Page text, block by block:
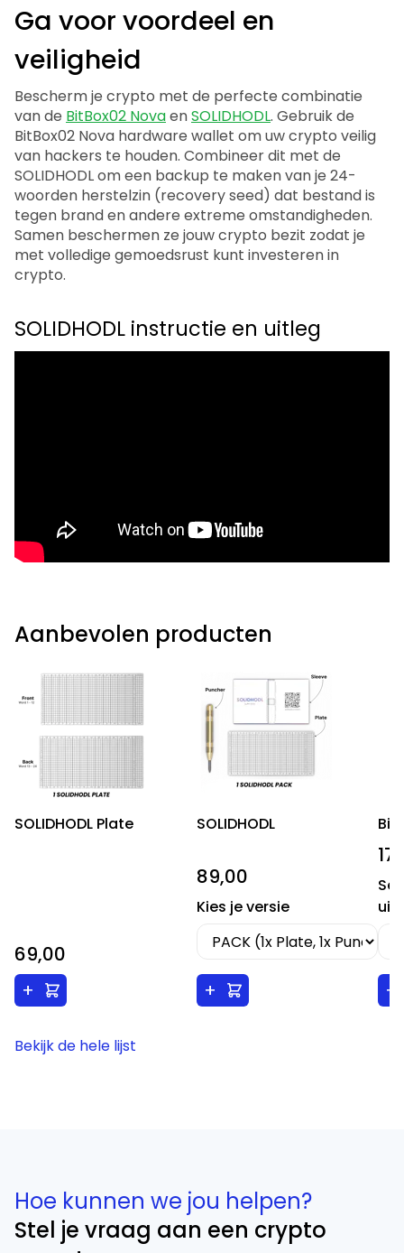
Ga voor voordeel en
veiligheid
Bescherm je crypto met de perfecte combinatie
van de BitBox02 NovaenSOLIDHODL. Gebruik de
BitBox02 Nova hardware wallet om uw crypto veilig
van hackers te houden. Combineer dit met de
SOLIDHODL om een backup te maken van je 24-
woorden herstelzin (recovery seed) dat bestand is
tegen brand en andere extreme omstandigheden.
Samen beschermen ze jouw crypto bezit zodat je
met volledige gemoedsrust kunt investeren in
crypto.
SOLIDHODL instructie en uitleg
Aanbevolen producten
SOLIDHODL Plate
69,00
+
SOLIDHODL
89,00
Kies je versie
+ +
Bekijk de hele lijst
Hoe kunnen we jou helpen?
Stel je vraag aan een crypto